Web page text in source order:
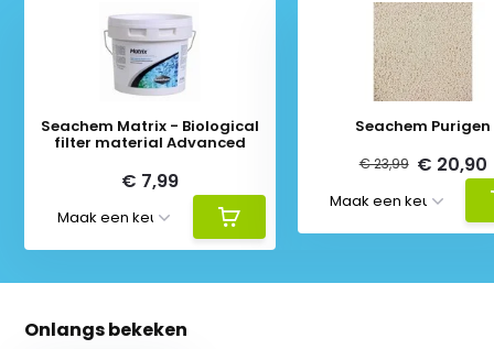
Seachem Matrix - Biological
filter material Advanced
€ 7,99
Seachem Purigen
€ 23,99 € 20,90
Onlangs bekeken